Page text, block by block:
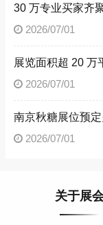
2026/07/01
展览面积超 20 万
2026/07/01
南京秋糖展位预
2026/07/01
关于展